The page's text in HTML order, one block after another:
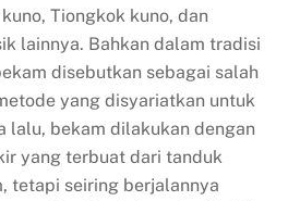
Tiongkok kuno, dan
lainnya. Bahkan dalam tradisi
disebutkan sebagai salah
yang disyariatkan untuk
lalu, bekam dilakukan dengan
yang terbuat dari tanduk
tetapi seiring berjalannya